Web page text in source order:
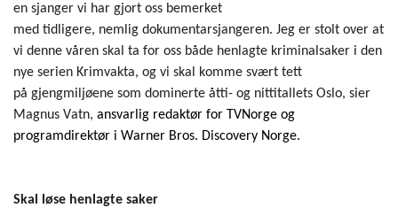
en sjanger vi har gjort oss bemerket
med tidligere, neml ig dokumentarsjangeren. Jeg er stolt over at
vi denne våren skal ta for oss både henlagte kriminalsaker i den
nye serien Krimvakta, og vi skal komme svært tett
på gjengmiljøene som dominerte åtti- og nittitallets Oslo, sier
Magnus Vatn, ansvarlig redaktør for TVNorge og
programdirektør i Warner Bros. Discovery Norge.
Skal løse henlagte saker